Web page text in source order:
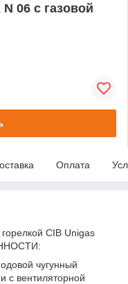
06 с газовой
Оплата
CIB Unigas
чугунный
с вентиляторной